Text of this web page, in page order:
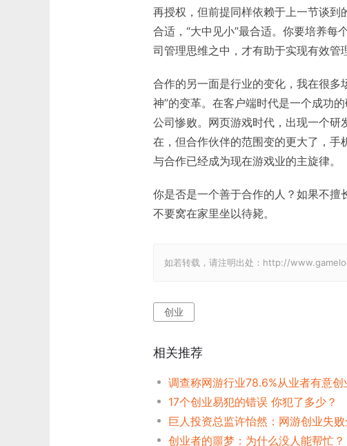
再授权，但前提同样依赖于上一节谈
合适，“大中见小”最合适。你要培养每
司管理思维之中，才有助于实现有效管
合作的另一面是行业的变化，我在很
神”的变革。在客户端时代是一个成功
公司惨败。网页游戏时代，出现一个
在，但合作伙伴的范围变的更大了，
与合作已经成为现在游戏业的主旋律。
你是否是一个善于合作的人？如果不擅
不要窝在家里坐以待毙。
如若转载，请注明出处：http://
创业
相关推荐
调查称网游行业78.6%从业者有意创
17个创业易犯的错误 你犯了多少？
创业者的噩梦：为什么没人能帮忙？